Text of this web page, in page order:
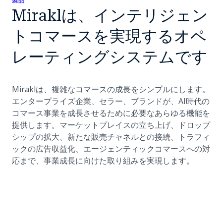
Miraklは、インテリジェン
トコマースを実現するオペ
レーティングシステムです
Miraklは、複雑なコマースの成長をシンプルにします。
エンタープライズ企業、セラー、ブランドが、AI時代の
コマース事業を成長させるために必要なあらゆる機能を
提供します。マーケットプレイスの立ち上げ、ドロップ
シップの拡大、新たな販売チャネルとの接続、トラフィ
ックの広告収益化、エージェンティックコマースへの対
応まで、事業成長に向けた取り組みを実現します。